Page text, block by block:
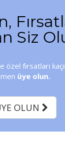
Siz
özel fırsatları
üye olun.
OLUN